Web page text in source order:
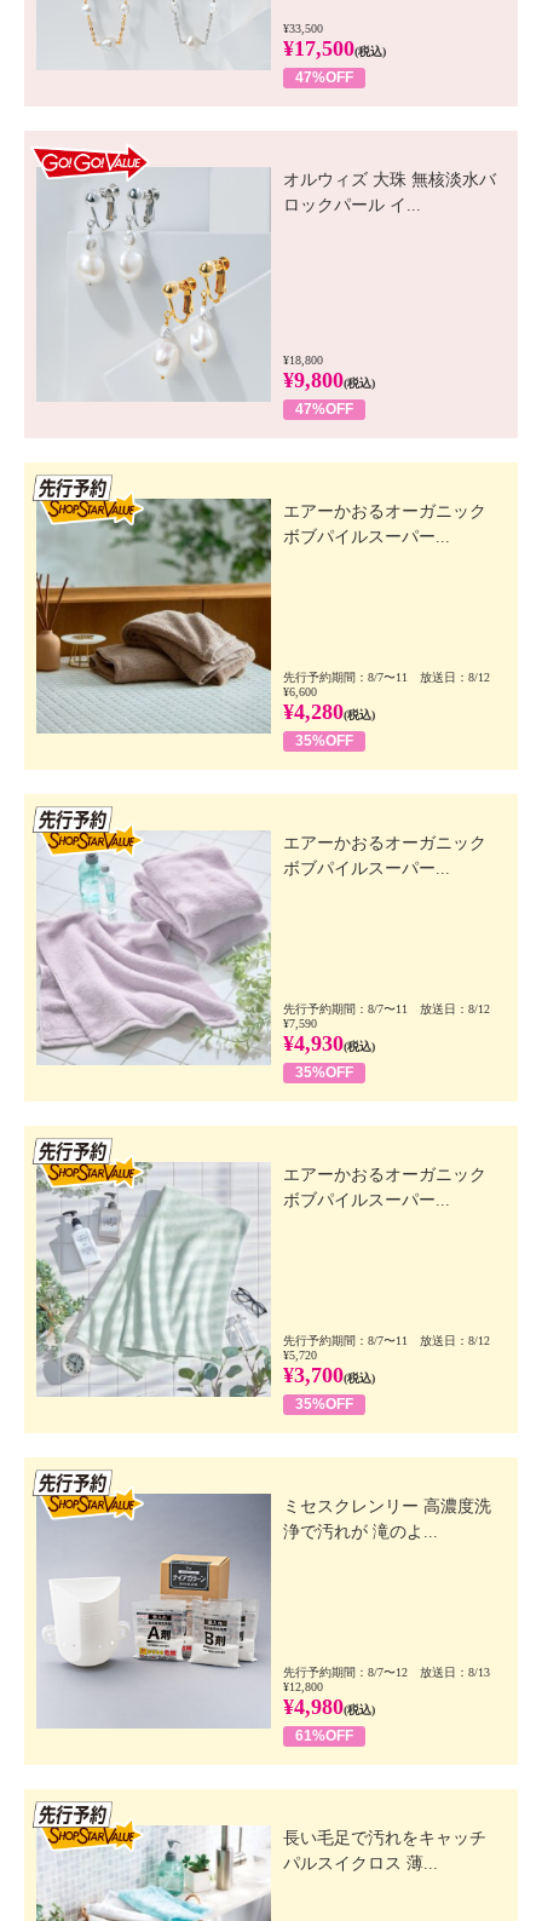
¥33,500
¥17,500(税込)
47%OFF
オルウィズ 大珠 無核淡水バ
ロックパール イ...
¥18,800
¥9,800(税込)
47%OFF
エアーかおるオーガニック
ボブパイルスーパー...
先行予約期間：8/7〜11 放送日：8/12
¥6,600
¥4,280(税込)
35%OFF
エアーかおるオーガニック
ボブパイルスーパー...
先行予約期間：8/7〜11 放送日：8/12
¥7,590
¥4,930(税込)
35%OFF
エアーかおるオーガニック
ボブパイルスーパー...
先行予約期間：8/7〜11 放送日：8/12
¥5,720
¥3,700(税込)
35%OFF
ミセスクレンリー 高濃度洗
浄で汚れが 滝のよ...
先行予約期間：8/7〜12 放送日：8/13
¥12,800
¥4,980(税込)
61%OFF
長い毛足で汚れをキャッチ
パルスイクロス 薄...